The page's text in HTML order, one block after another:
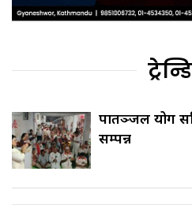
पातञ्जल योग
सम्पन्न